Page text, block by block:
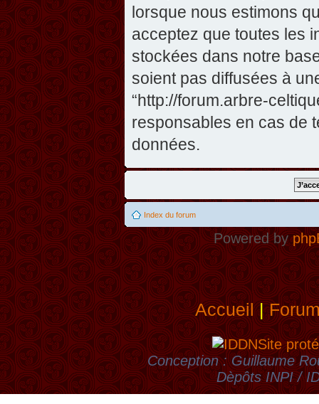
lorsque nous estimons
acceptez que toutes les
stockées dans notre
soient pas diffusées à
“http://forum.arbre-
responsables en cas de
données.
Index du forum
Powered by
Accueil|
Site
Conception : Guillaume
Dèpôts INPI /